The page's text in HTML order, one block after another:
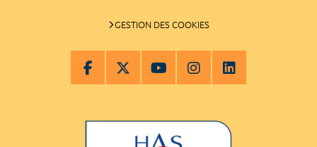
GESTION DES COOKIES